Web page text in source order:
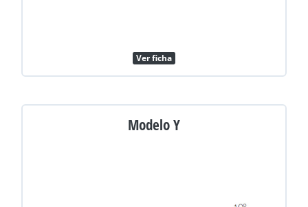
Ver ficha
Modelo Y